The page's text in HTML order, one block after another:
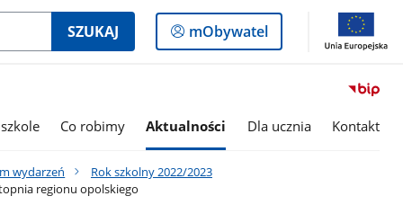
SZUKAJ
Logowanie
do
mObywatel
Co robimy Aktualności Dla ucznia Kontakt
wydarzeń
Rok szkolny 2022/2023
regionu opolskiego